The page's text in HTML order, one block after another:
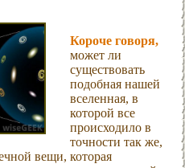
Короче говоря,
может ли
существовать
подобная нашей
вселенная, в
которой все
происходило в
точности так же,
вещи, которая